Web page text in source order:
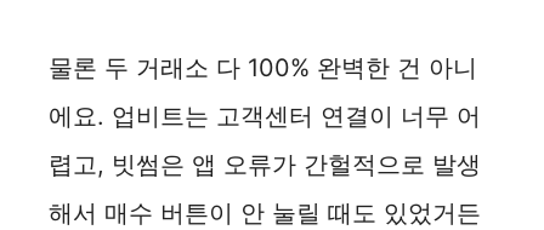
물론 두 거래소 다 100% 완벽한 건 아니
에요. 업비트는 고객센터 연결이 너무 어
렵고, 빗썸은 앱 오류가 간헐적으로 발생
해서 매수 버튼이 안 눌릴 때도 있었거든